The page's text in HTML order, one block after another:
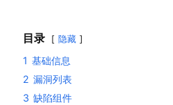
目录 隐藏
1 基础信息
2 漏洞列表
3 缺陷组件